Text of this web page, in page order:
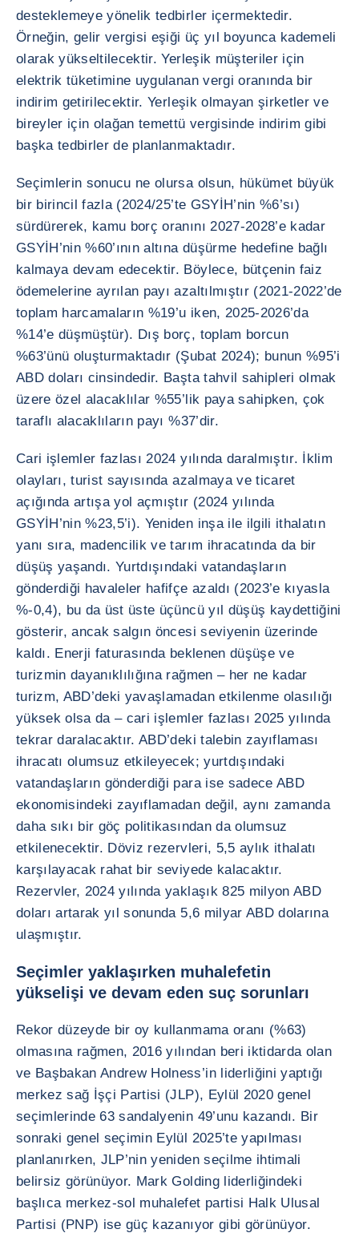
desteklemeye yönelik tedbirler içermektedir.
Örneğin, gelir vergisi eşiği üç yıl boyunca kademeli
olarak yükseltilecektir. Yerleşik müşteriler için
elektrik tüketimine uygulanan vergi oranında bir
indirim getirilecektir. Yerleşik olmayan şirketler ve
bireyler için olağan temettü vergisinde indirim gibi
başka tedbirler de planlanmaktadır.
Seçimlerin sonucu ne olursa olsun, hükümet büyük
bir birincil fazla (2024/25’te GSYİH’nin %6’sı)
sürdürerek, kamu borç oranını 2027-2028’e kadar
GSYİH’nin %60’ının altına düşürme hedefine bağlı
kalmaya devam edecektir. Böylece, bütçenin faiz
ödemelerine ayrılan payı azaltılmıştır (2021-2022’de
toplam harcamaların %19’u iken, 2025-2026’da
%14’e düşmüştür). Dış borç, toplam borcun
%63’ünü oluşturmaktadır (Şubat 2024); bunun %95’i
ABD doları cinsindedir. Başta tahvil sahipleri olmak
üzere özel alacaklılar %55’lik paya sahipken, çok
taraflı alacaklıların payı %37’dir.
Cari işlemler fazlası 2024 yılında daralmıştır. İklim
olayları, turist sayısında azalmaya ve ticaret
açığında artışa yol açmıştır (2024 yılında
GSYİH’nin %23,5’i). Yeniden inşa ile ilgili ithalatın
yanı sıra, madencilik ve tarım ihracatında da bir
düşüş yaşandı. Yurtdışındaki vatandaşların
gönderdiği havaleler hafifçe azaldı (2023’e kıyasla
%-0,4), bu da üst üste üçüncü yıl düşüş kaydettiğini
gösterir, ancak salgın öncesi seviyenin üzerinde
kaldı. Enerji faturasında beklenen düşüşe ve
turizmin dayanıklılığına rağmen – her ne kadar
turizm, ABD’deki yavaşlamadan etkilenme olasılığı
yüksek olsa da – cari işlemler fazlası 2025 yılında
tekrar daralacaktır. ABD’deki talebin zayıflaması
ihracatı olumsuz etkileyecek; yurtdışındaki
vatandaşların gönderdiği para ise sadece ABD
ekonomisindeki zayıflamadan değil, aynı zamanda
daha sıkı bir göç politikasından da olumsuz
etkilenecektir. Döviz rezervleri, 5,5 aylık ithalatı
karşılayacak rahat bir seviyede kalacaktır.
Rezervler, 2024 yılında yaklaşık 825 milyon ABD
doları artarak yıl sonunda 5,6 milyar ABD dolarına
ulaşmıştır.
Seçimler yaklaşırken muhalefetin
yükselişi ve devam eden suç sorunları
Rekor düzeyde bir oy kullanmama oranı (%63)
olmasına rağmen, 2016 yılından beri iktidarda olan
ve Başbakan Andrew Holness’in liderliğini yaptığı
merkez sağ İşçi Partisi (JLP), Eylül 2020 genel
seçimlerinde 63 sandalyenin 49’unu kazandı. Bir
sonraki genel seçimin Eylül 2025’te yapılması
planlanırken, JLP’nin yeniden seçilme ihtimali
belirsiz görünüyor. Mark Golding liderliğindeki
başlıca merkez-sol muhalefet partisi Halk Ulusal
Partisi (PNP) ise güç kazanıyor gibi görünüyor.